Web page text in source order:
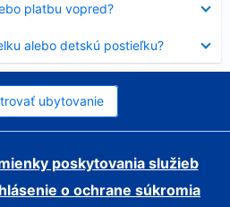
platbu vopred?
alebo detskú postieľku?
ubytovanie
poskytovania služieb
o ochrane súkromia